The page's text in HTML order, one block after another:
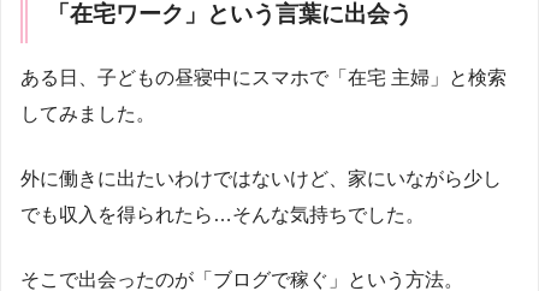
「在宅ワーク」という言葉に出会う
ある日、子どもの昼寝中にスマホで「在宅 主婦」と検索
してみました。
外に働きに出たいわけではないけど、家にいながら少し
でも収入を得られたら…そんな気持ちでした。
そこで出会ったのが「ブログで稼ぐ」という方法。